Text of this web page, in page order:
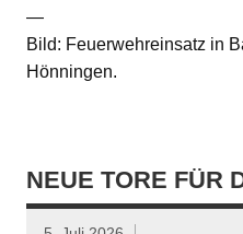
—
Bild: Feuerwehreinsatz in
Hönningen.
NEUE TORE FÜR